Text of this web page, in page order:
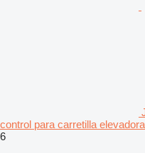
control para carretilla
6